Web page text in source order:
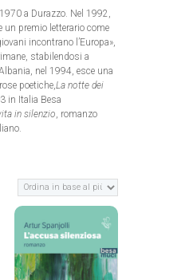
a Durazzo. Nel 1992,
un premio letterario come
incontrano l’Europa»,
stabilendosi a
nel 1994, esce una
poetiche, La notte dei
in Italia Besa
in silenzio , romanzo